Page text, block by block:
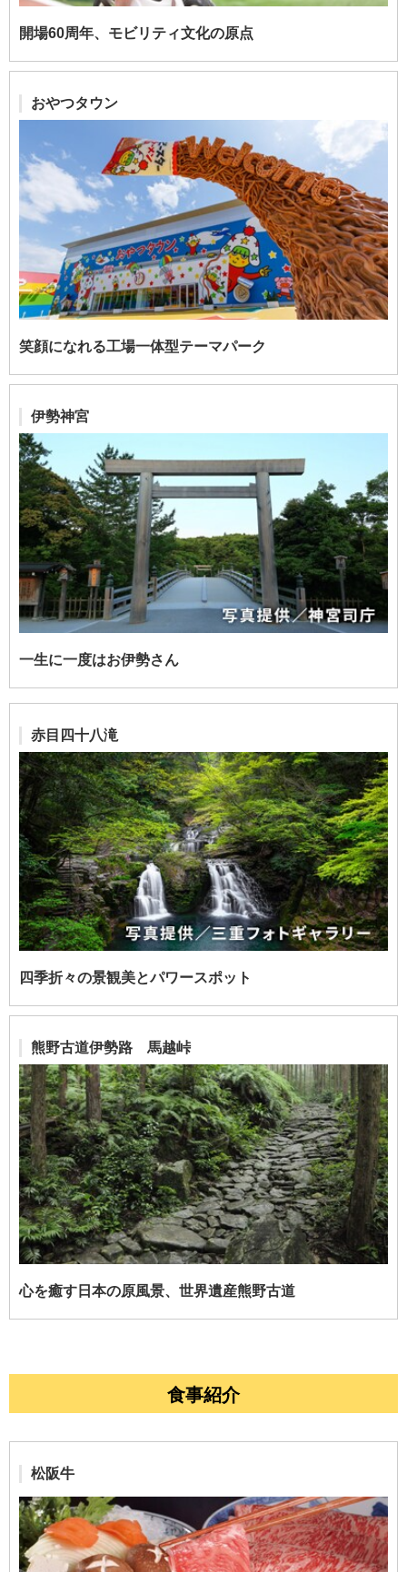
開場60周年、モビリティ文化の原点
おやつタウン
笑顔になれる工場一体型テーマパーク
伊勢神宮
一生に一度はお伊勢さん
赤目四十八滝
四季折々の景観美とパワースポット
熊野古道伊勢路 馬越峠
心を癒す日本の原風景、世界遺産熊野古道
食事紹介
松阪牛